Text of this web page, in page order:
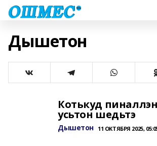
Дышетон
Котькуд
усьтон шедьтэ
Дышетон 11 ОКТЯБРЯ 2025,